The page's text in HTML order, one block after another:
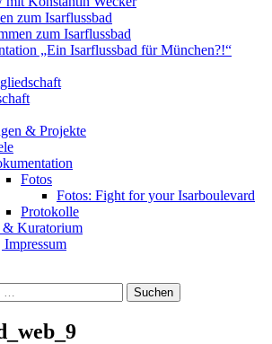
zum Isarflussbad
zum Isarflussbad
„Ein Isarflussbad für München?!“
& Projekte
Fotos
Fotos: Fight for your Isarboulevard
Protokolle
& Kuratorium